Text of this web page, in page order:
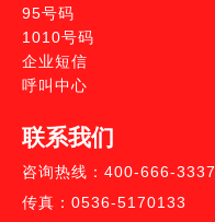
95号码
1010号码
企业短信
呼叫中心
联系我们
咨询热线：400-666-3337
传真：0536-5170133